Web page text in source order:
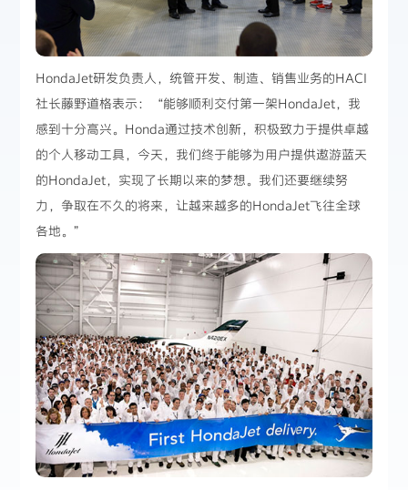
HondaJet研发负责人，统管开发、制造、销售业务的HACI
社长藤野道格表示：“能够顺利交付第一架HondaJet，我
感到十分高兴。Honda通过技术创新，积极致力于提供卓越
的个人移动工具，今天，我们终于能够为用户提供遨游蓝天
的HondaJet，实现了长期以来的梦想。我们还要继续努
力，争取在不久的将来，让越来越多的HondaJet飞往全球
各地。”